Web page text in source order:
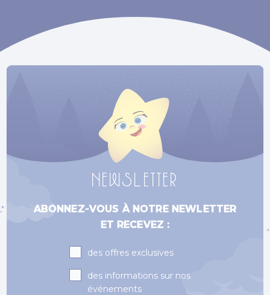
NEWSLETTER
ABONNEZ-VOUS À NOTRE NEWLETTER
ET RECEVEZ :
Subscriptions
des offres exclusives
des informations sur nos
événements